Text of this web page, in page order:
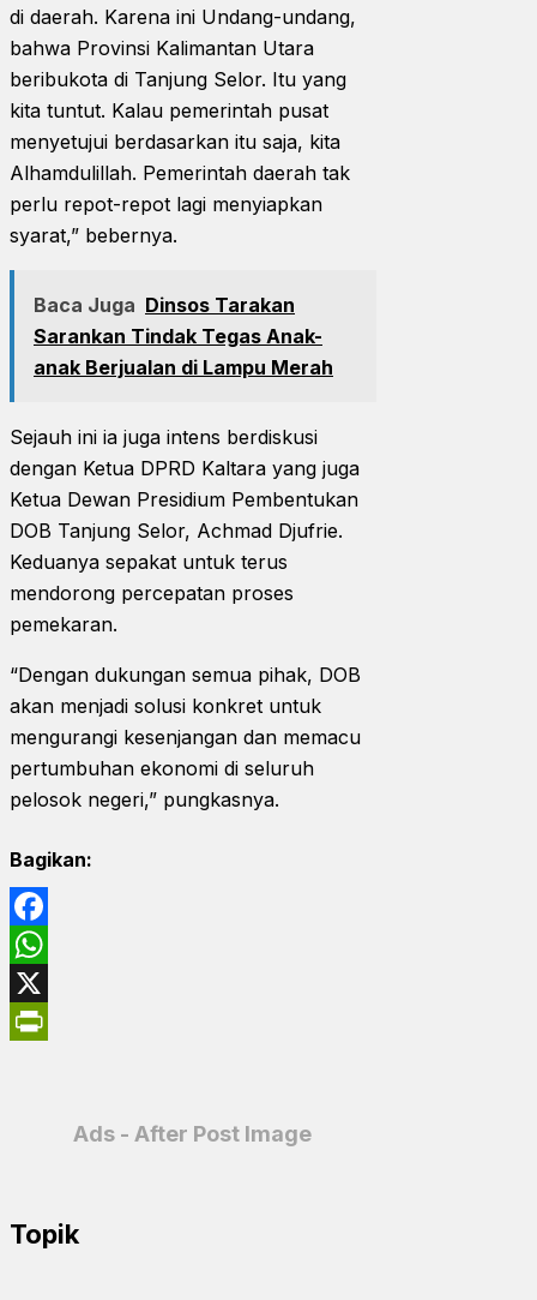
di daerah. Karena ini Undang-undang,
bahwa Provinsi Kalimantan Utara
beribukota di Tanjung Selor. Itu yang
kita tuntut. Kalau pemerintah pusat
menyetujui berdasarkan itu saja, kita
Alhamdulillah. Pemerintah daerah tak
perlu repot-repot lagi menyiapkan
syarat,” bebernya.
Baca Juga Dinsos Tarakan
Sarankan Tindak Tegas Anak-
anak Berjualan di Lampu Merah
Sejauh ini ia juga intens berdiskusi
dengan Ketua DPRD Kaltara yang juga
Ketua Dewan Presidium Pembentukan
DOB Tanjung Selor, Achmad Djufrie.
Keduanya sepakat untuk terus
mendorong percepatan proses
pemekaran.
“Dengan dukungan semua pihak, DOB
akan menjadi solusi konkret untuk
mengurangi kesenjangan dan memacu
pertumbuhan ekonomi di seluruh
pelosok negeri,” pungkasnya.
Bagikan:
Facebook
WhatsApp
X
Ads - After Post Image
Topik